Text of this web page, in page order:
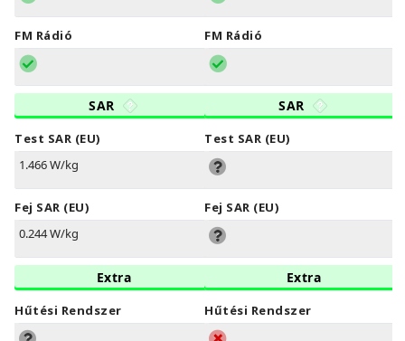
FM Rádió
SAR
Test SAR (EU)
1.466 W/kg
Fej SAR (EU)
0.244 W/kg
Extra
Hűtési Rendszer
FM Rádió
SAR
Test SAR (EU)
Fej SAR (EU)
Extra
Hűtési Rendszer